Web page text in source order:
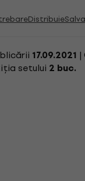
Distribuie
17.09.2021 |
setului 2 buc.